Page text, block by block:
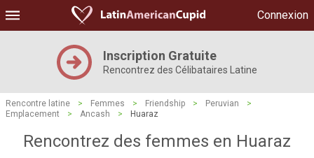
Connexion
Inscription Gratuite
Rencontrez des Célibataires Latine
Rencontre latine > Femmes > Friendship > Peruvian
>
Emplacement
> Ancash > Huaraz
Rencontrez des femmes en Huaraz